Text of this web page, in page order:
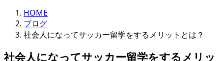
HOME
ブログ
社会人になってサッカー留学をするメリットとは？
社会人になってサッカー留学をするメリッ